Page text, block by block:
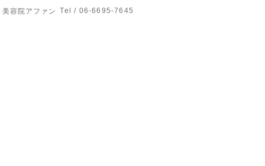
美容院アファン Tel / 06-6695-7645